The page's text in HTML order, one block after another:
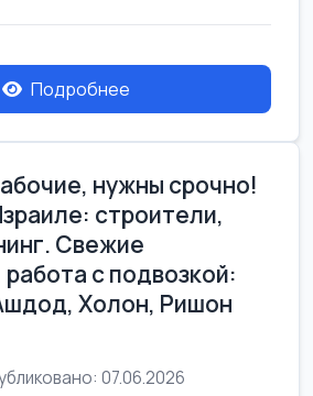
Подробнее
нужны срочно!
строители,
Свежие
с подвозкой:
Холон, Ришон
07.06.2026